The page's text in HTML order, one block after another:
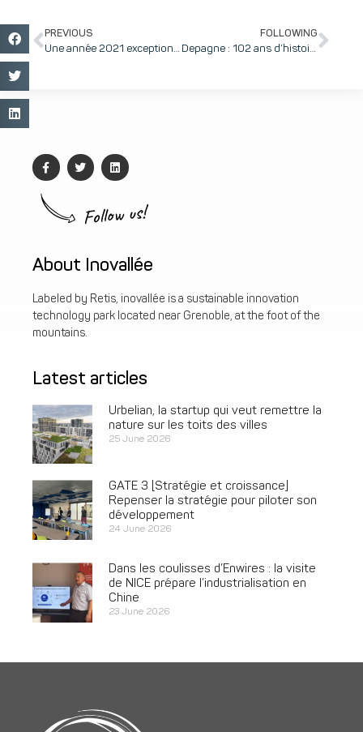
PREVIOUS
Une année 2021 exceptionnelle pour NextInnov, la filière Innovation by BP AURA, avec un record de levées de fonds !
FOLLOWING
Depagne : 102 ans d’histoire industrielle grenobloise pour la PME familiale qui a rejoint inovallée !
Follow us!
About Inovallée
Labeled by Retis, inovallée is a sustainable innovation
technology park located near Grenoble, at the foot of the
mountains.
Latest articles
Urbelian, la startup qui veut remettre la
nature sur les toits des villes
25 June 2026
GATE 3 [Stratégie et croissance]
Repenser la stratégie pour piloter son
développement
24 June 2026
Dans les coulisses d’Enwires : la visite
de NICE prépare l’industrialisation en
Chine
23 June 2026